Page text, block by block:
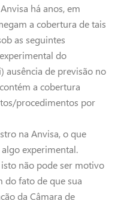
há anos, em
a cobertura de tais
as seguintes
do
ausência de previsão no
a cobertura
procedimentos por
na Anvisa, o que
experimental.
não pode ser motivo
do fato de que sua
da Câmara de